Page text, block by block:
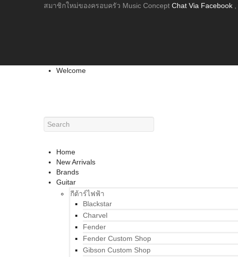
สมาชิกใหม่ของครอบครัว Music Concept Chat Via Facebook
Welcome
Home
New Arrivals
Brands
Guitar
กีต้าร์ไฟฟ้า
Blackstar
Charvel
Fender
Fender Custom Shop
Gibson Custom Shop